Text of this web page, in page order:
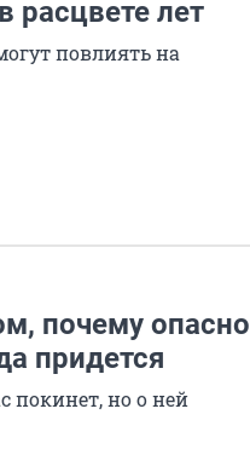
расцвете лет
повлиять на
почему опасно
придется
покинет, но о ней